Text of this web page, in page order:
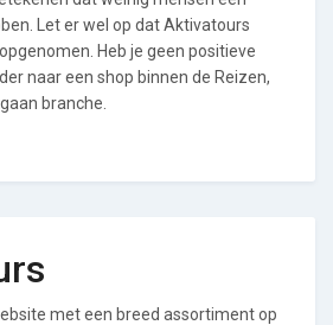
Let er wel op dat Aktivatours
Heb je geen positieve
naar een shop binnen de Reizen,
branche.
met een breed assortiment op